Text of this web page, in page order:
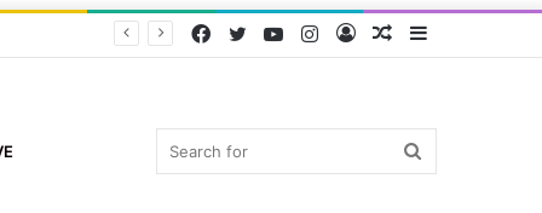
Random
Log
Instagram
YouTube
Twitter
Facebook